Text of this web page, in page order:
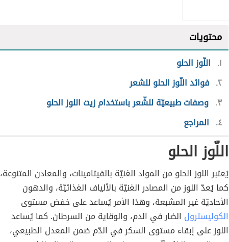
محتويات
١ اللّوز الحلو
٢ فوائد اللّوز الحلو للشعر
٣ وصفات طبيعيّة للشّعر باستخدام زيت اللوز الحلو
٤ المراجع
اللّوز الحلو
يُعتبر اللوز الحلو من المواد الغنيّة بالفيتامينات، والمعادن المتنوعة،
كما يُعدّ اللوز من المصادر الغنيّة بالألياف الغذائيّة، والدهون
الأحاديّة غير المشبعة، وهذا الأمر يُساعد على خفض مستوى
الكوليسترول الضار في الدم، والوقاية من السرطان. كما يُساعد
اللوز على إبقاء مستوى السكر في الدّم ضمن المعدل الطبيعي،